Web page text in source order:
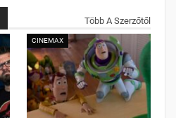
Több A Szerzőtől
CINEMAX